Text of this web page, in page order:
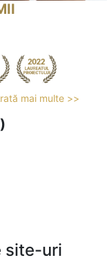
mai multe >>
site-uri